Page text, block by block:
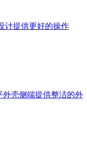
计提供更好的操作
壳侧端提供整洁的外